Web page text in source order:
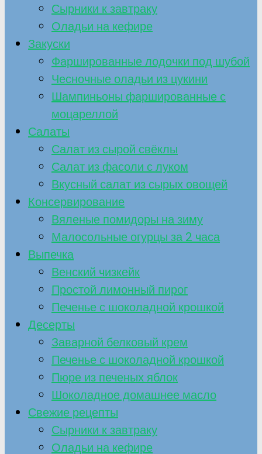
Сырники к завтраку
Оладьи на кефире
Закуски
Фаршированные лодочки под шубой
Чесночные оладьи из цукини
Шампиньоны фаршированные с
моцареллой
Салаты
Салат из сырой свёклы
Салат из фасоли с луком
Вкусный салат из сырых овощей
Консервирование
Вяленые помидоры на зиму
Малосольные огурцы за 2 часа
Выпечка
Венский чизкейк
Простой лимонный пирог
Печенье с шоколадной крошкой
Десерты
Заварной белковый крем
Печенье с шоколадной крошкой
Пюре из печеных яблок
Шоколадное домашнее масло
Свежие рецепты
Сырники к завтраку
Оладьи на кефире